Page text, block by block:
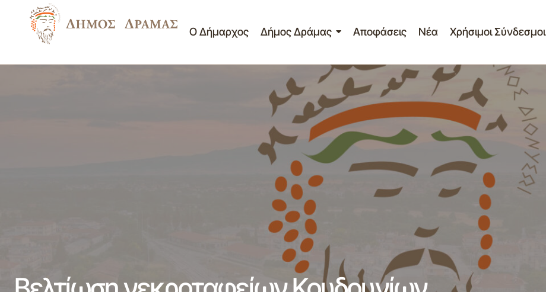
Ο Δήμαρχος Δήμος Δράμας Αποφάσεις Νέα Χρήσιμοι Σύνδεσμοι
Διαγωνισμοί - Διακηρύξεις Βελτίωση νεκροταφείων Κουδουνίων